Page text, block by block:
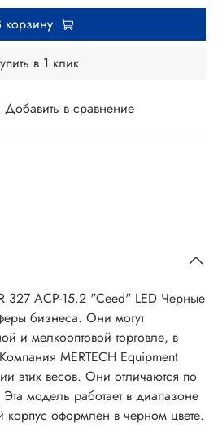
Добавить в сравнение
корзину
в 1 клик
327 ACP-15.2 "Ceed" LED Черные
бизнеса. Они могут
и мелкооптовой торговле, в
MERTECH Equipment
этих весов. Они отличаются по
модель работает в диапазоне
корпус оформлен в черном цвете.